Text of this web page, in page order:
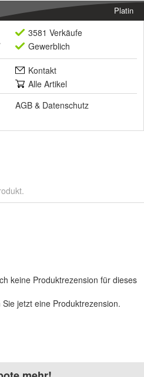
Platin
3581 Verkäufe
Gewerblich
Kontakt
Alle Artikel
AGB & Datenschutz
keine Produktrezension für dieses
Sie jetzt eine Produktrezension.